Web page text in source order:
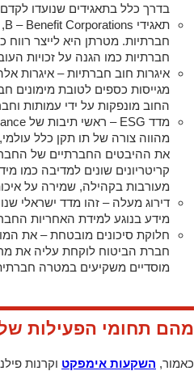
בדרך כלל בתאגידים שנועדו
תאגידי
B – Benefit Corporations
חברתיות. מטרתן היא לייצר
חברתיות כמו הגנה על זכויות
איגרות חוב חברתיות – איגרות
מגייסות כספים לטובת מימונים
החוב מונפקות על ידי עמותות
מדד ESG – ראשי תיבות של
מהווה צורה של תו תקן כלל
את ההיבטים החברתיים של
קריטריונים שונים למדיבה כמו
מעורבות בקהילה, שמירה על
דירוג מעלה – זהו מדד ישראלי
מידע בנוגע למידת האחריות
חלוקת סיכונים מובטחת – את
חברת הביטוח לוקחת עליה את
מוסדיים משקיעים במטרה
מהם תחומי הפעילות של
כאמור, השקעות אימפקט וקרנות